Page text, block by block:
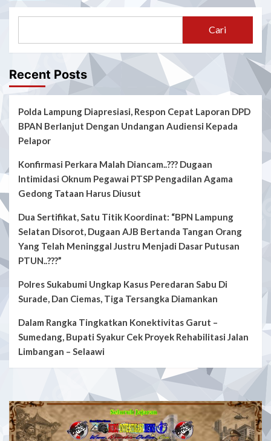
Cari
Recent Posts
Polda Lampung Diapresiasi, Respon Cepat Laporan DPD
BPAN Berlanjut Dengan Undangan Audiensi Kepada
Pelapor
Konfirmasi Perkara Malah Diancam..??? Dugaan
Intimidasi Oknum Pegawai PTSP Pengadilan Agama
Gedong Tataan Harus Diusut
Dua Sertifikat, Satu Titik Koordinat: “BPN Lampung
Selatan Disorot, Dugaan AJB Bertanda Tangan Orang
Yang Telah Meninggal Justru Menjadi Dasar Putusan
PTUN..???”
Polres Sukabumi Ungkap Kasus Peredaran Sabu Di
Surade, Dan Ciemas, Tiga Tersangka Diamankan
Dalam Rangka Tingkatkan Konektivitas Garut –
Sumedang, Bupati Syakur Cek Proyek Rehabilitasi Jalan
Limbangan – Selaawi